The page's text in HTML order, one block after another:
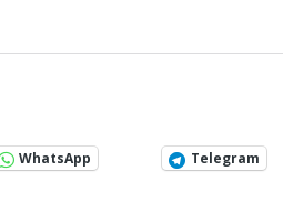
WhatsApp Telegram